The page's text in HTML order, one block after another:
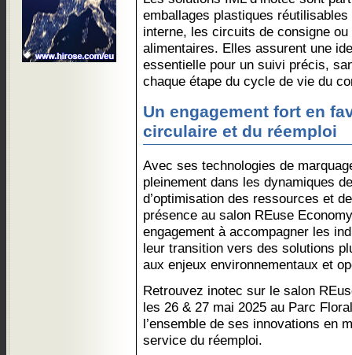
emballages plastiques
interne, les circuits de consigne
alimentaires. Elles assurent une
essentielle pour un suivi précis,
chaque étape du cycle de vie du
Un engagement fort en
circulaire et du réemploi
Avec ses technologies de
pleinement dans les dynamiques
d’optimisation des ressources et
présence au salon REuse
engagement à accompagner les
leur transition vers des solutions
aux enjeux environnementaux et
Retrouvez inotec sur le salon
les 26 & 27 mai 2025 au Parc
l’ensemble de ses innovations en
service du réemploi.